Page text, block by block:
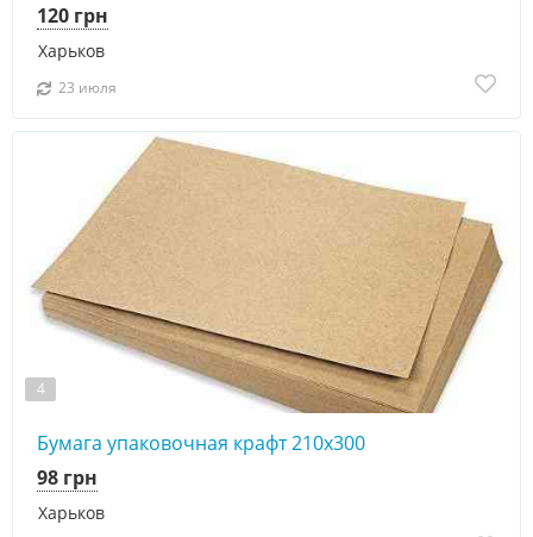
Харьков
120 грн
23 июля
4
Бумага упаковочная крафт 210х300
Харьков
98 грн